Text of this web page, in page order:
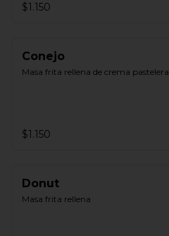
$1.150
Conejo
Masa frita rellena de crema pastelera
$1.150
Donut
Masa frita rellena